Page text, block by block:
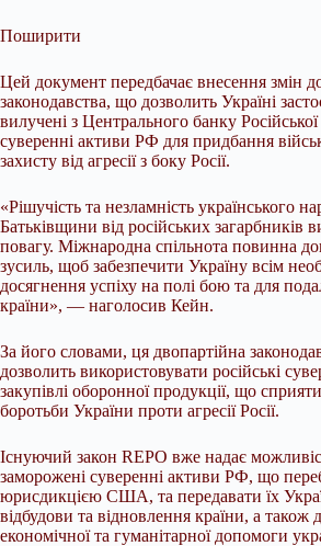
Поширити
Цей документ передбачає внесення змін
законодавства, що дозволить Україні
вилучені з Центрального банку Російської
суверенні активи РФ для придбання
захисту від агресії з боку Росії.
«Рішучість та незламність українського
Батьківщини від російських загарбників
повагу. Міжнародна спільнота повинна
зусиль, щоб забезпечити Україну всім
досягнення успіху на полі бою та для
країни», — наголосив Кейн.
За його словами, ця двопартійна
дозволить використовувати російські
закупівлі оборонної продукції, що
боротьби України проти агресії Росії.
Існуючий закон REPO вже надає
заморожені суверенні активи РФ, що
юрисдикцією США, та передавати їх
відбудови та відновлення країни, а також
економічної та гуманітарної допомоги